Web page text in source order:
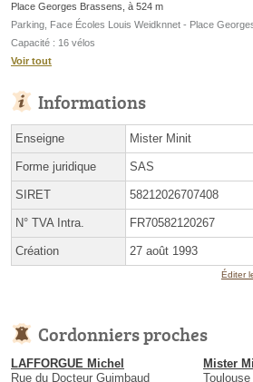
Place Georges Brassens, à 524 m
Parking, Face Écoles Louis Weidknnet - Place
Capacité : 16 vélos
Voir tout
Informations
Enseigne Mister Minit
Forme juridique SAS
SIRET 58212026707408
N° TVA Intra. FR70582120267
Création 27 août 1993
Éditer
Cordonniers proches
LAFFORGUE Michel
Rue du Docteur Guimbaud
Mister
Toulouse